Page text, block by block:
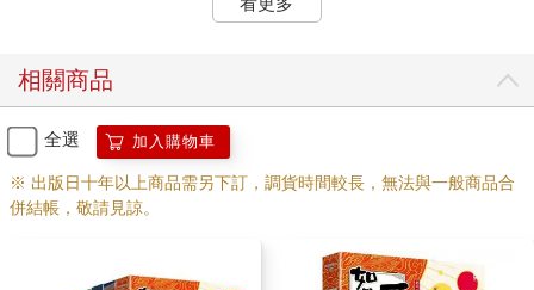
相關商品
全選 加入購物車
※ 出版日十年以上商品需另下訂，調貨時間較長，無法與一般商品合
併結帳，敬請見諒。